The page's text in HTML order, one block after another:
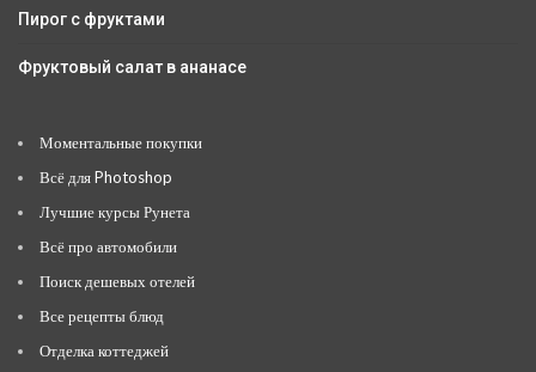
Пирог с фруктами
Фруктовый салат в ананасе
Моментальные покупки
Всё для Photoshop
Лучшие курсы Рунета
Всё про автомобили
Поиск дешевых отелей
Все рецепты блюд
Отделка коттеджей